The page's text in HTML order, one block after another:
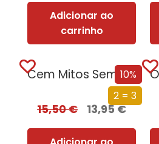
Adicionar ao
carrinho
10%
2 = 3
Cem Mitos Sem Lógica
15,50€ 13,95€